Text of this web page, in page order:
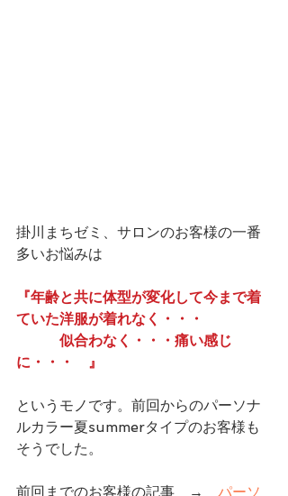
掛川まちゼミ、サロンのお客様の一番
多いお悩みは
『年齢と共に体型が変化して今まで着
ていた洋服が着れなく・・・
似合わなく・・・痛い感じ
に・・・　』
というモノです。前回からのパーソナ
ルカラー夏summerタイプのお客様も
そうでした。
前回までのお客様の記事　→ パーソ